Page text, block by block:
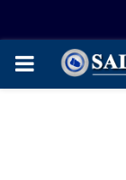
PRIMARY